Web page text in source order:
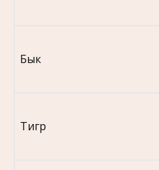
Бык
Тигр